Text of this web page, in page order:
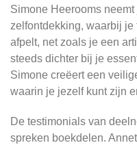
Simone Heerooms
zelfontdekking, waarbij
afpelt, net zoals je een
steeds dichter bij je
Simone creëert een
waarin je jezelf kunt zijn
De testimonials van
spreken boekdelen.